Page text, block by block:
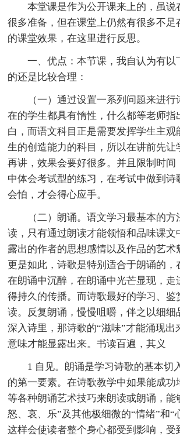
本堂课是作为公开课来上的，虽说
很多准备，但在课堂上仍然有很多不足
的课堂效果，在这里进行反思。
一、优点：本节课，我自认为有以
的还是比较合理：
（一）通过设置一系列问题来进
在的学生都具有惰性，什么都等老师指
白，而语文科目正是需要发挥学生主观
生的创造能力的科目，所以在讲前先让
再讲，效果会要好很多。并且限制时间
中体会考试型的练习，在考试中做到诗
会怕，才会得心应手。
（二）朗诵。语文学习最基本的
读，只有通过朗读才能领悟和品味课文
露出的作者的思想感情以及作品的艺术
更是如此，诗歌是特别适合于朗诵的，
在朗诵中沉醉，在朗诵中光芒显现，走
得持久的传播。而诗歌最好的学习、鉴
读。反复朗诵，慢慢咀嚼，伴之以细细
深入诗里，那诗歌的“滋味”才能涌现出
意味才能显露出来。书读百遍，其义
1 自见。朗诵是学习诗歌的基本切
的第一要素。在诗歌教学中如果能成功
等各种朗诵艺术技巧来朗读或朗诵，能
怒、哀、乐”及其他极细微的“情绪”和“
这样会使读者整个身心都受到影响，受